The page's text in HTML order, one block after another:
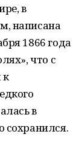
в
написана
1866 года
что с
к
в
сохранился.